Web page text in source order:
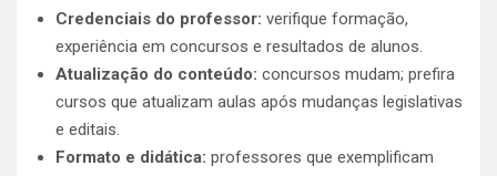
Credenciais do professor: verifique formação,
experiência em concursos e resultados de alunos.
Atualização do conteúdo: concursos mudam; prefira
cursos que atualizam aulas após mudanças legislativas
e editais.
Formato e didática: professores que exemplificam